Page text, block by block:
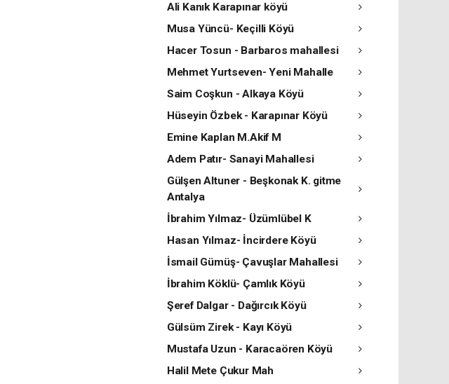
Ali Kanık Karapınar köyü
Musa Yüncü- Keçilli Köyü
Hacer Tosun - Barbaros mahallesi
Mehmet Yurtseven- Yeni Mahalle
Saim Coşkun - Alkaya Köyü
Hüseyin Özbek - Karapınar Köyü
Emine Kaplan M.Akif M
Adem Patır- Sanayi Mahallesi
Gülşen Altuner - Beşkonak K. gitme
Antalya
İbrahim Yılmaz- Üzümlübel K
Hasan Yılmaz- İncirdere Köyü
İsmail Gümüş- Çavuşlar Mahallesi
İbrahim Köklü- Çamlık Köyü
Şeref Dalgar - Dağırcık Köyü
Gülsüm Zirek - Kayı Köyü
Mustafa Uzun - Karacaören Köyü
Halil Mete Çukur Mah